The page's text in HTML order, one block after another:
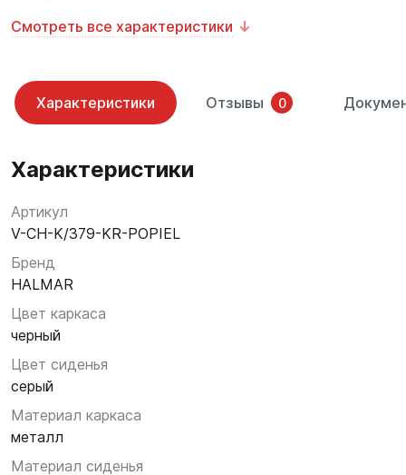
Смотреть все характеристики
Характеристики Отзывы 0
Характеристики
Артикул
V-CH-K/379-KR-POPIEL
Бренд
HALMAR
Цвет каркаса
черный
Цвет сиденья
серый
Материал каркаса
металл
Материал сиденья